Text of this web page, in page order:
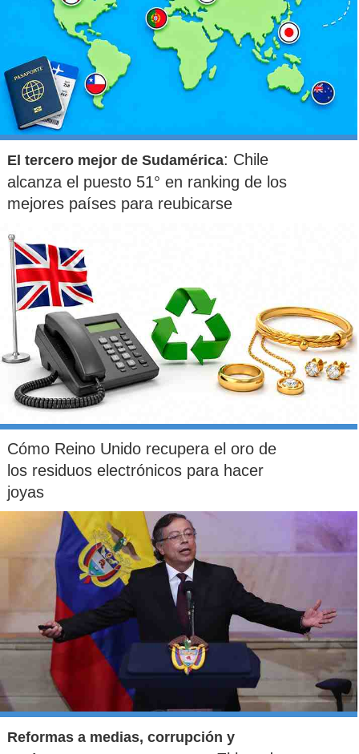
El tercero mejor de Sudamérica: Chile
alcanza el puesto 51° en ranking de los
mejores países para reubicarse
Cómo Reino Unido recupera el oro de
los residuos electrónicos para hacer
joyas
Reformas a medias, corrupción y